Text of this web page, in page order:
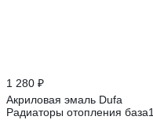
1 280 ₽
Акриловая эмаль Dufa
Радиаторы отопления база1